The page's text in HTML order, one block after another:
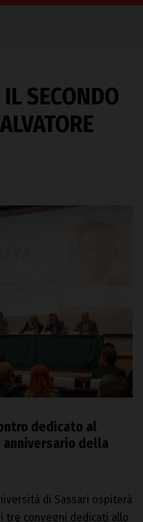
SECONDO
dedicato al
della
di Sassari ospiterà
tre convegni dedicati allo